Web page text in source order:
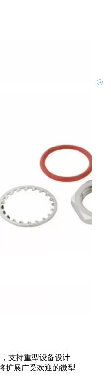
支持重型设备设计
扩展广受欢迎的微型